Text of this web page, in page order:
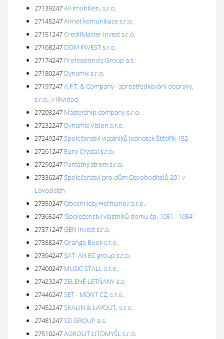
27139247All Imobilien, s.r.o.
27145247Airnet komunikace s.r.o.
27151247CreditMaster invest s.r.o.
27168247 DOM INVEST s.r.o.
27174247 Professionals Group a.s.
27180247 Dynamix s.r.o.
27197247A.F.T. & Company - zprostředkování dopravy,
s.r.o., v likvidaci
27203247 Mastership company s.r.o.
27232247 Dynamic Vision s.r.o.
27249247Společenství vlastníků jednotek Štědřík 152
27261247 Euro Crystal s.r.o.
27290247 Památný strom s.r.o.
27336247Společenství pro dům Osvoboditelů 201 v
Lovosicích
27359247Obecní lesy Heřmanov s.r.o.
27365247'Společenství vlastníků domu čp. 1051 - 1054'
27371247GEN Invest s.r.o.
27388247Orange Book s.r.o.
27394247SAT- AN EC group s.r.o.
27400247 MUSIC STALL s.r.o.
27423247ZELENÉ LETŇANY a.s.
27446247SET - MONT CZ, s.r.o.
27452247SKALIN & LAYOUT, s.r.o.
27481247SD GROUP a.s.
27510247AGROLIT LITOMYŠL s.r.o.